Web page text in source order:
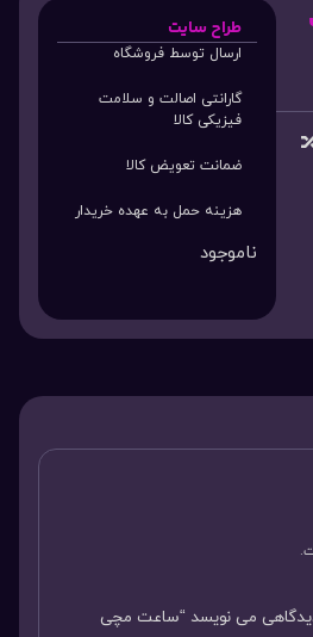
طراح سایت
ارسال توسط فروشگاه
گارانتی اصالت و سلامت
فیزیکی کالا
ضمانت تعویض کالا
هزینه حمل به عهده خریدار
ناموجود
می نویسد “ساعت مچی